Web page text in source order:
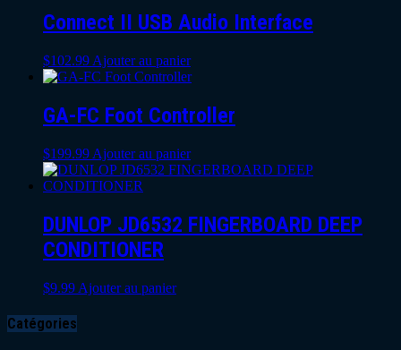
Connect II USB Audio Interface
$102.99 Ajouter au panier
GA-FC Foot Controller
$199.99 Ajouter au panier
DUNLOP JD6532 FINGERBOARD DEEP
CONDITIONER
$9.99 Ajouter au panier
Catégories